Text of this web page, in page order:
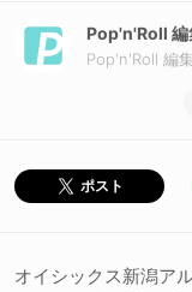
Pop'n'Roll 編
Pop'n'Roll 編
ポスト
オイシックス新潟ア